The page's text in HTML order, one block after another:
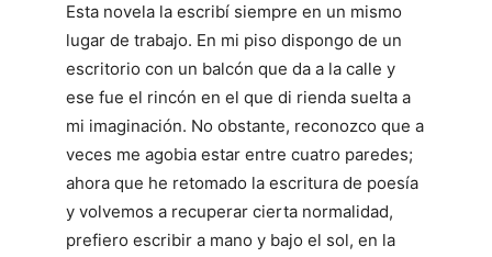
Esta novela la escribí siempre en un mismo
lugar de trabajo. En mi piso dispongo de un
escritorio con un balcón que da a la calle y
ese fue el rincón en el que di rienda suelta a
mi imaginación. No obstante, reconozco que a
veces me agobia estar entre cuatro paredes;
ahora que he retomado la escritura de poesía
y volvemos a recuperar cierta normalidad,
prefiero escribir a mano y bajo el sol, en la